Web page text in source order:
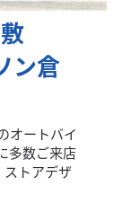
ン倉
オートバイ
多数ご来店
ストアデザ